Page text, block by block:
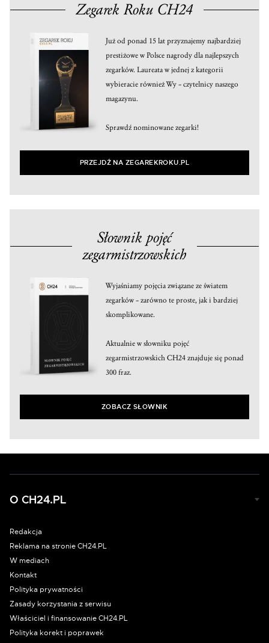
Zegarek Roku CH24
Już od ponad 15 lat przyznajemy najbardziej
prestiżowe w Polsce nagrody dla najlepszych
zegarków. Laureata w jednej z kategorii
wybieracie również Wy – czytelnicy naszego
magazynu.
Sprawdź nominowane zegarki!
PRZEJDŹ NA ZEGAREKROKU.PL
Słownik pojęć
zegarmistrzowskich
Wyjaśniamy pojęcia związane ze światem
zegarków – zarówno te proste, jak i bardziej
skomplikowane.
Aktualnie w słowniku pojęć
zegarmistrzowskich CH24 znajduje się ponad
300 fraz.
ZOBACZ SŁOWNIK
O CH24.PL
Redakcja
Reklama na stronie CH24.PL
W mediach
Kontakt
Polityka prywatności
Zasady korzystania z serwisu
Właściciel i finansowanie CH24.PL
Polityka korekt i poprawek